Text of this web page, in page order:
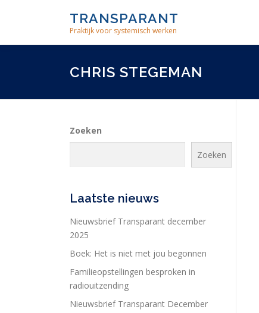
TRANSPARANT
Praktijk voor systemisch werken
CHRIS STEGEMAN
Zoeken
Zoeken
Laatste nieuws
Nieuwsbrief Transparant december
2025
Boek: Het is niet met jou begonnen
Familieopstellingen besproken in
radiouitzending
Nieuwsbrief Transparant December